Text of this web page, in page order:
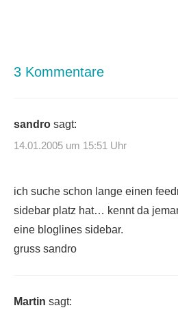
3 Kommentare
sandro sagt:
14.01.2005 um 15:51 Uhr
ich suche schon lange einen
sidebar platz hat… kennt da
eine bloglines sidebar.
gruss sandro
Martin sagt: